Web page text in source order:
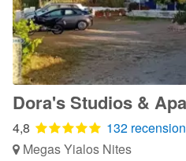
Dora's Studios &
4,8
132
Megas Yialos Nites